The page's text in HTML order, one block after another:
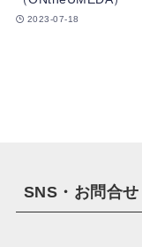
2023-07-18
SNS・お問合せ